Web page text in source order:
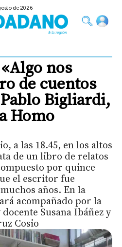
de 2026
nos
de cuentos
Bigliardi,
Homo
a las 18.45, en los altos
de un libro de relatos
por quince
el escritor fue
años. En la
acompañado por la
Susana Ibáñez y
Cosio